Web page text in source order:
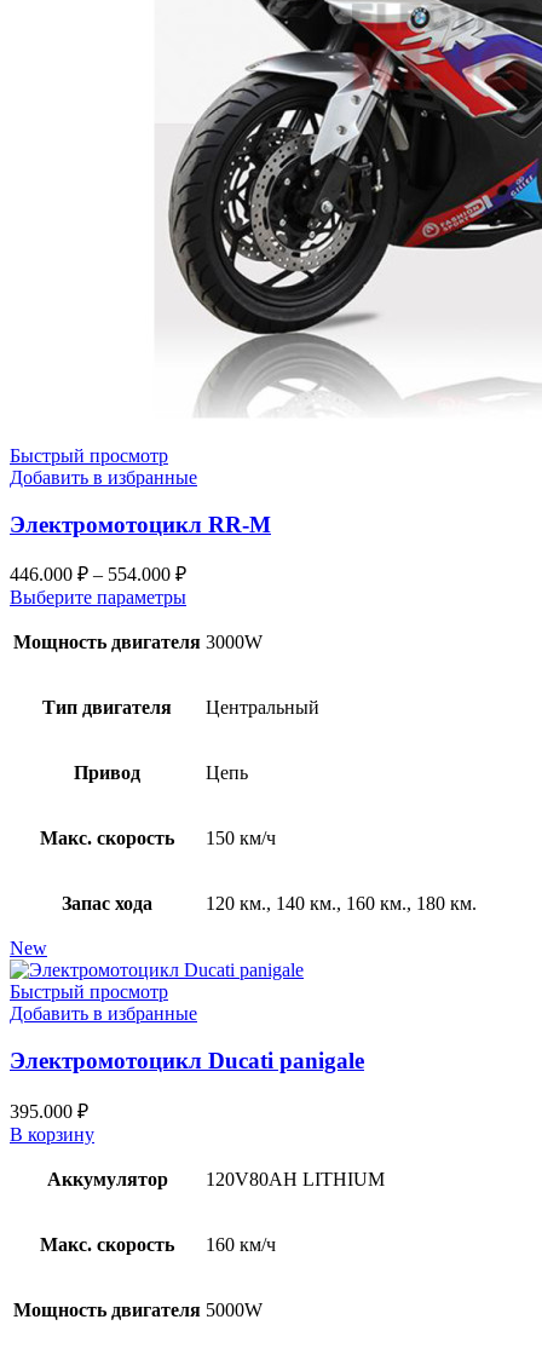
Быстрый просмотр
Добавить в избранные
Электромотоцикл RR-M
446.000 ₽ – 554.000 ₽
Выберите параметры
Мощность двигателя 3000W
Тип двигателя Центральный
Привод Цепь
Макс. скорость 150 км/ч
Запас хода 120 км., 140 км., 160 км., 180 км.
New
Быстрый просмотр
Добавить в избранные
Электромотоцикл Ducati panigale
395.000 ₽
В корзину
Аккумулятор 120V80AH LITHIUM
Макс. скорость 160 км/ч
Мощность двигателя 5000W